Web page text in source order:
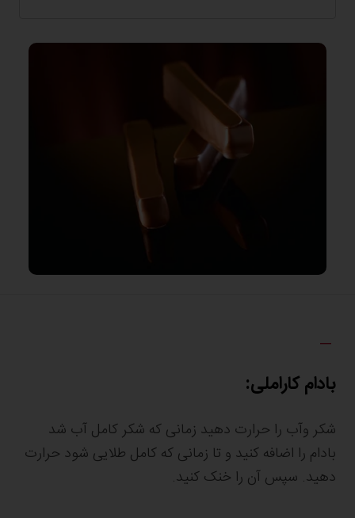
بادام کاراملی:
شکر وآب را حرارت دهید زمانی که شکر کامل آب شد
بادام را اضافه کنید و تا زمانی که کامل طلایی شود حرارت
دهید. سپس آن را خنک کنید.